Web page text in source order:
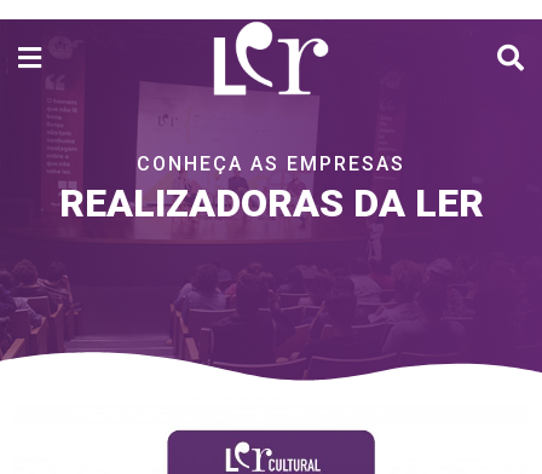
C O NH EÇA AS EM P RESAS
REALIZADORAS DA LER